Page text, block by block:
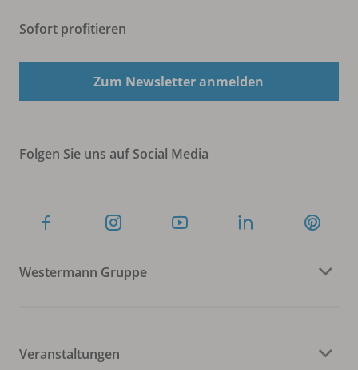
Sofort profitieren
Zum Newsletter anmelden
Folgen Sie uns auf Social Media
Westermann Gruppe
Veranstaltungen